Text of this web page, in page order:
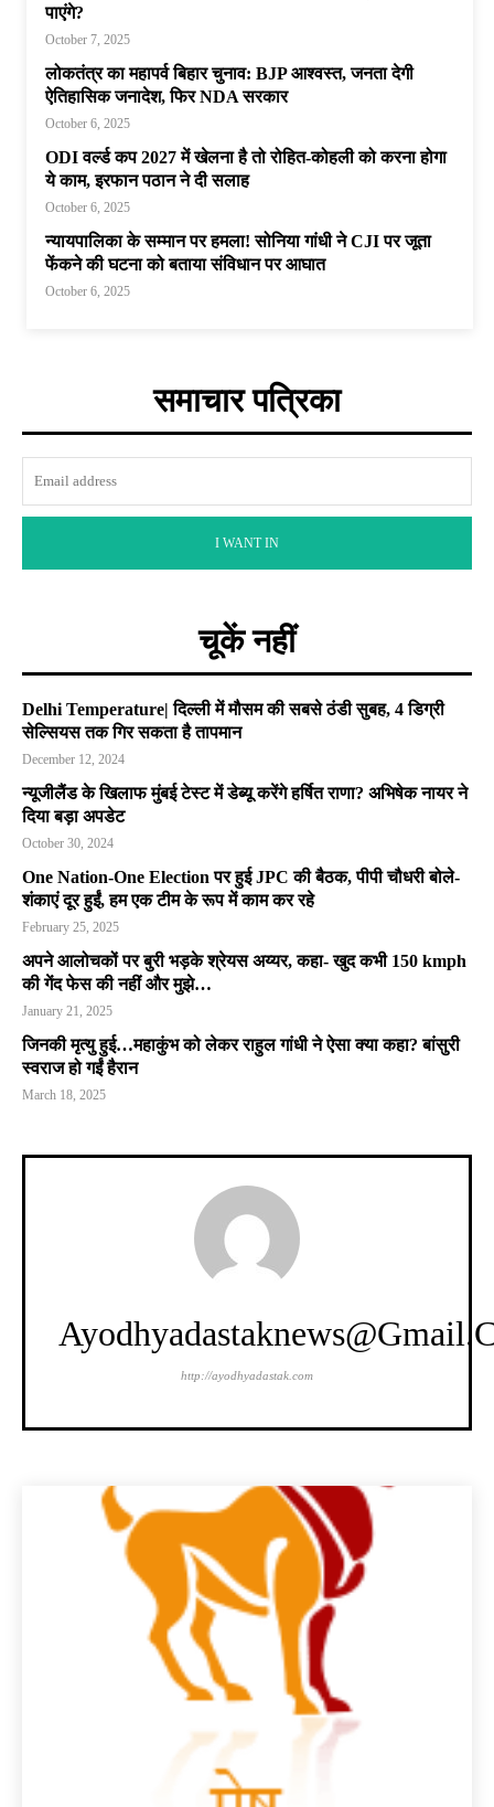
पाएंगे?
October 7, 2025
लोकतंत्र का महापर्व बिहार चुनाव: BJP आश्वस्त, जनता देगी
ऐतिहासिक जनादेश, फिर NDA सरकार
October 6, 2025
ODI वर्ल्ड कप 2027 में खेलना है तो रोहित-कोहली को करना होगा
ये काम, इरफान पठान ने दी सलाह
October 6, 2025
न्यायपालिका के सम्मान पर हमला! सोनिया गांधी ने CJI पर जूता
फेंकने की घटना को बताया संविधान पर आघात
October 6, 2025
समाचार पत्रिका
I WANT IN
चूकें नहीं
Delhi Temperature| दिल्ली में मौसम की सबसे ठंडी सुबह, 4 डिग्री
सेल्सियस तक गिर सकता है तापमान
December 12, 2024
न्यूजीलैंड के खिलाफ मुंबई टेस्ट में डेब्यू करेंगे हर्षित राणा? अभिषेक नायर ने
दिया बड़ा अपडेट
October 30, 2024
One Nation-One Election पर हुई JPC की बैठक, पीपी चौधरी बोले-
शंकाएं दूर हुईं, हम एक टीम के रूप में काम कर रहे
February 25, 2025
अपने आलोचकों पर बुरी भड़के श्रेयस अय्यर, कहा- खुद कभी 150 kmph
की गेंद फेस की नहीं और मुझे…
January 21, 2025
जिनकी मृत्यु हुई…महाकुंभ को लेकर राहुल गांधी ने ऐसा क्या कहा? बांसुरी
स्वराज हो गईं हैरान
March 18, 2025
http://ayodhyadastak.com